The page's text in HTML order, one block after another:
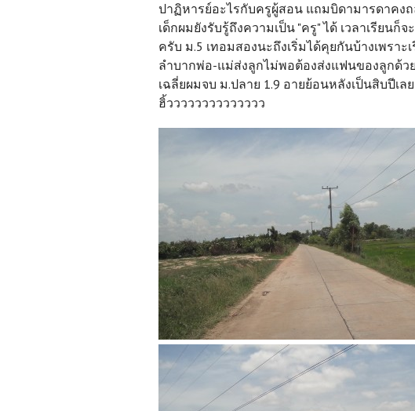
ปาฏิหารย์อะไรกับครูผู้สอน แถมบิดามารดาคง
เด็กผมยังรับรู้ถึงความเป็น "ครู" ได้ เวลาเรียน
ครับ ม.5 เทอมสองนะถึงเริ่มได้คุยกันบ้างเพรา
ลำบากพ่อ-แม่ส่งลูกไม่พอต้องส่งแฟนของลูกด้ว
เฉลี่ยผมจบ ม.ปลาย 1.9 อายย้อนหลังเป็นสิบปีเล
ฮิ้วววววววววววววว